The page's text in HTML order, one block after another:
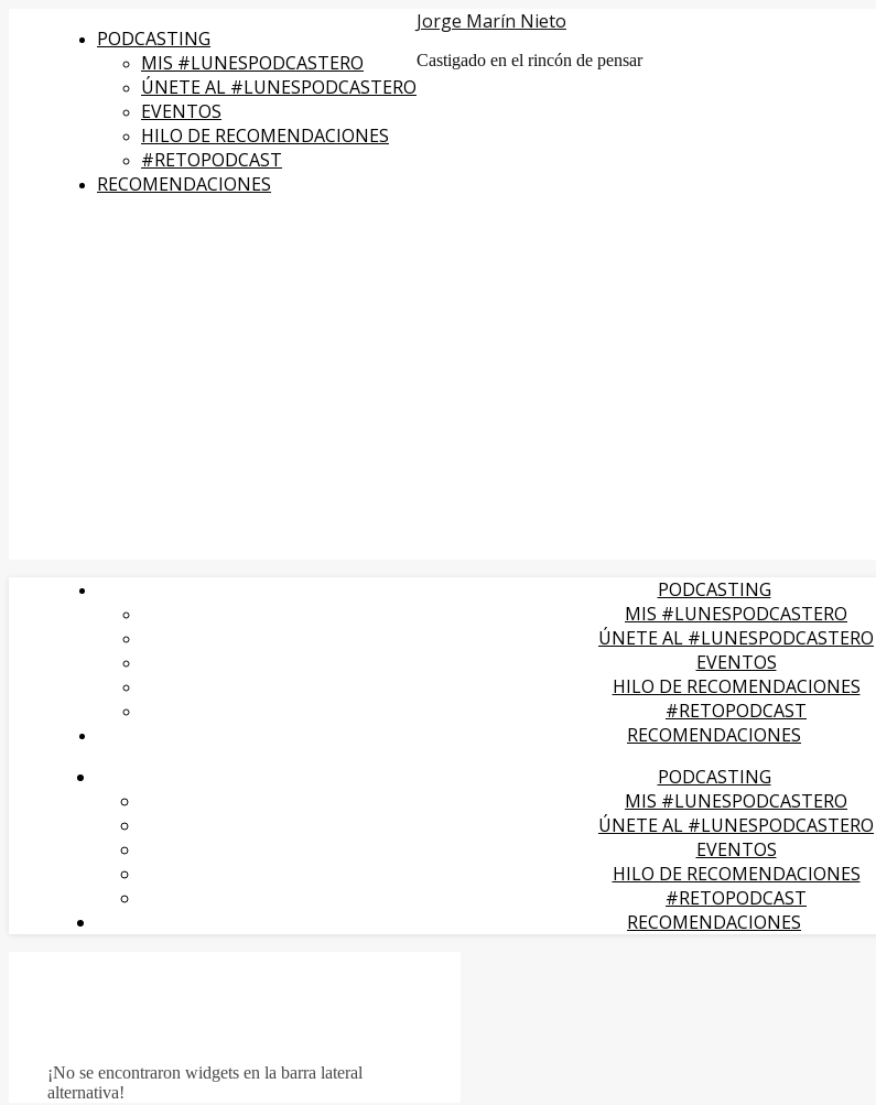
PODCASTING
MIS #LUNESPODCASTERO
ÚNETE AL #LUNESPODCASTERO
EVENTOS
HILO DE RECOMENDACIONES
#RETOPODCAST
RECOMENDACIONES
Jorge Marín Nieto
Castigado en el rincón de pensar
PODCASTING
MIS #LUNESPODCASTERO
ÚNETE AL #LUNESPODCASTERO
EVENTOS
HILO DE RECOMENDACIONES
#RETOPODCAST
RECOMENDACIONES
PODCASTING
MIS #LUNESPODCASTERO
ÚNETE AL #LUNESPODCASTERO
EVENTOS
HILO DE RECOMENDACIONES
#RETOPODCAST
RECOMENDACIONES
¡No se encontraron widgets en la barra lateral
alternativa!